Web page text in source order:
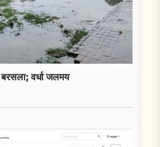
वर्धा जलमय